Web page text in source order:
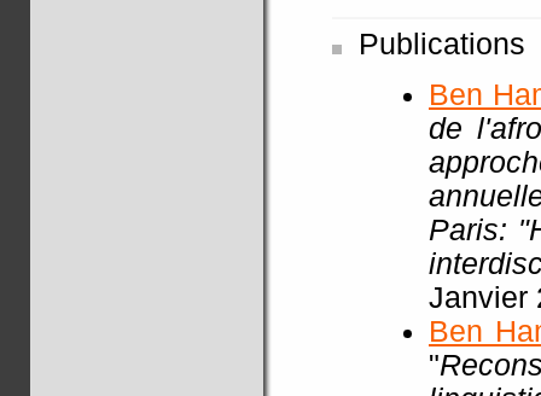
Publications
Ben
de
Paris:
Janvier
Ben
"